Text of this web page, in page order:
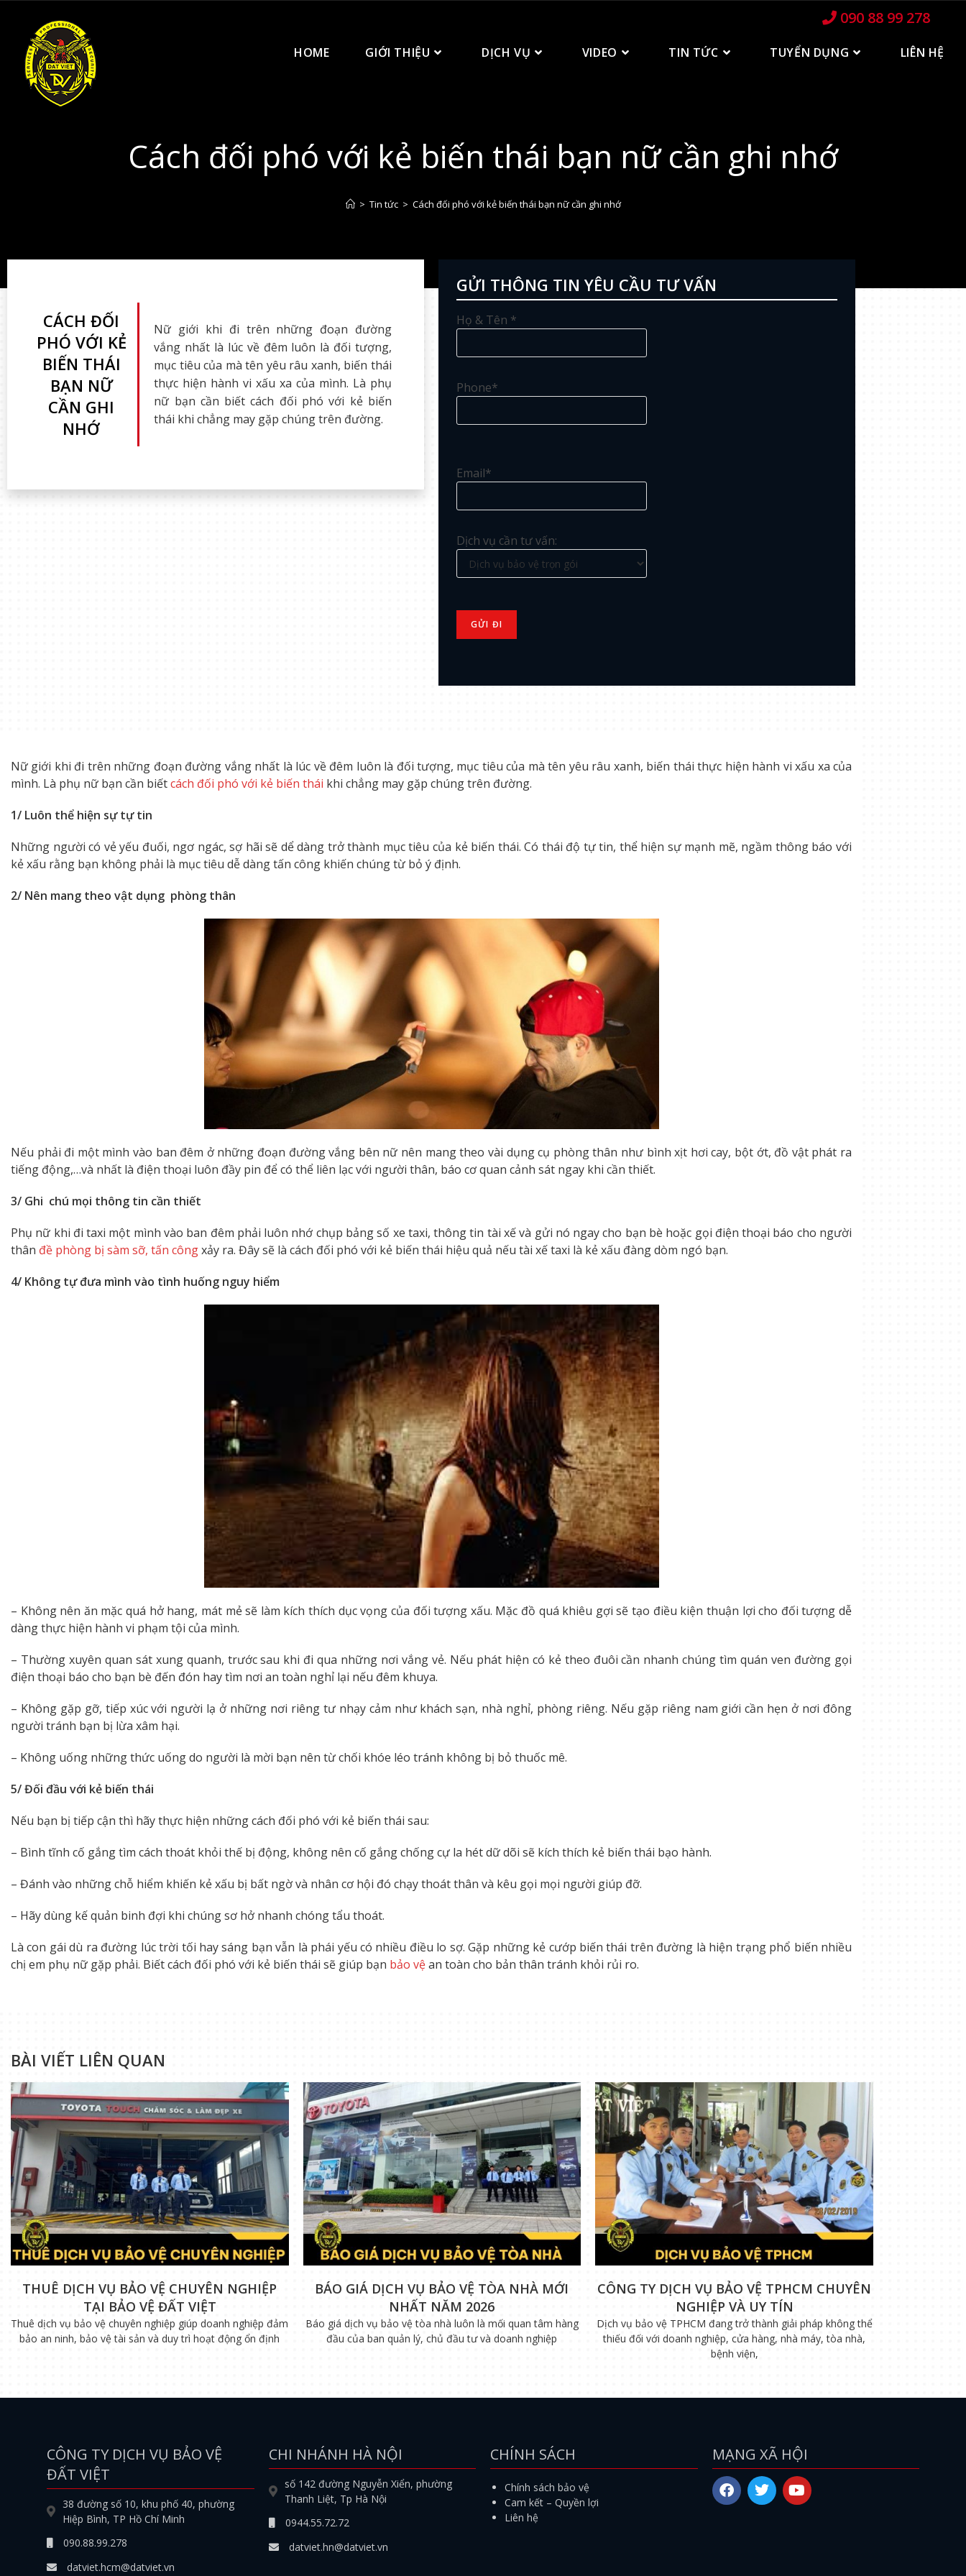
090 88 99 278
HOME GIỚI THIỆU DỊCH VỤ VIDEO TIN TỨC TUYỂN DỤNG LIÊN HỆ
Cách đối phó với kẻ biến thái bạn nữ cần ghi nhớ
> Tin tức > Cách đối phó với kẻ biến thái bạn nữ cần ghi nhớ
CÁCH ĐỐI
PHÓ VỚI KẺ
BIẾN THÁI
BẠN NỮ
CẦN GHI
NHỚ
Nữ giới khi đi trên những đoạn đường
vắng nhất là lúc về đêm luôn là đối tượng,
mục tiêu của mà tên yêu râu xanh, biến thái
thực hiện hành vi xấu xa của mình. Là phụ
nữ bạn cần biết cách đối phó với kẻ biến
thái khi chẳng may gặp chúng trên đường.
GỬI THÔNG TIN YÊU CẦU TƯ VẤN
Họ & Tên *
Phone*
Email*
Dịch vụ cần tư vấn:
Nữ giới khi đi trên những đoạn đường vắng nhất là lúc về đêm luôn là đối tượng, mục tiêu của mà tên yêu râu xanh, biến thái thực hiện hành vi xấu xa của
mình. Là phụ nữ bạn cần biếtcách đối phó với kẻ biến thái khi chẳng may gặp chúng trên đường.
1/ Luôn thể hiện sự tự tin
Những người có vẻ yếu đuối, ngơ ngác, sợ hãi sẽ dể dàng trở thành mục tiêu của kẻ biến thái. Có thái độ tự tin, thể hiện sự mạnh mẽ, ngầm thông báo với
kẻ xấu rằng bạn không phải là mục tiêu dễ dàng tấn công khiến chúng từ bỏ ý định.
2/ Nên mang theo vật dụng phòng thân
Nếu phải đi một mình vào ban đêm ở những đoạn đường vắng bên nữ nên mang theo vài dụng cụ phòng thân như bình xịt hơi cay, bột ớt, đồ vật phát ra
tiếng động,…và nhất là điện thoại luôn đầy pin để có thể liên lạc với người thân, báo cơ quan cảnh sát ngay khi cần thiết.
3/ Ghi chú mọi thông tin cần thiết
Phụ nữ khi đi taxi một mình vào ban đêm phải luôn nhớ chụp bảng số xe taxi, thông tin tài xế và gửi nó ngay cho bạn bè hoặc gọi điện thoại báo cho người
thân đề phòng bị sàm sỡ, tấn côngxảy ra. Đây sẽ là cách đối phó với kẻ biến thái hiệu quả nếu tài xế taxi là kẻ xấu đàng dòm ngó bạn.
4/ Không tự đưa mình vào tình huống nguy hiểm
– Không nên ăn mặc quá hở hang, mát mẻ sẽ làm kích thích dục vọng của đối tượng xấu. Mặc đồ quá khiêu gợi sẽ tạo điều kiện thuận lợi cho đối tượng dễ
dàng thực hiện hành vi phạm tội của mình.
– Thường xuyên quan sát xung quanh, trước sau khi đi qua những nơi vắng vẻ. Nếu phát hiện có kẻ theo đuôi cần nhanh chúng tìm quán ven đường gọi
điện thoại báo cho bạn bè đến đón hay tìm nơi an toàn nghỉ lại nếu đêm khuya.
– Không gặp gỡ, tiếp xúc với người lạ ở những nơi riêng tư nhạy cảm như khách sạn, nhà nghỉ, phòng riêng. Nếu gặp riêng nam giới cần hẹn ở nơi đông
người tránh bạn bị lừa xâm hại.
– Không uống những thức uống do người là mời bạn nên từ chối khóe léo tránh không bị bỏ thuốc mê.
5/ Đối đầu với kẻ biến thái
Nếu bạn bị tiếp cận thì hãy thực hiện những cách đối phó với kẻ biến thái sau:
– Bình tĩnh cố gắng tìm cách thoát khỏi thế bị động, không nên cố gắng chống cự la hét dữ dõi sẽ kích thích kẻ biến thái bạo hành.
– Đánh vào những chỗ hiểm khiến kẻ xấu bị bất ngờ và nhân cơ hội đó chạy thoát thân và kêu gọi mọi người giúp đỡ.
– Hãy dùng kế quản binh đợi khi chúng sơ hở nhanh chóng tẩu thoát.
Là con gái dù ra đường lúc trời tối hay sáng bạn vẫn là phái yếu có nhiều điều lo sợ. Gặp những kẻ cướp biến thái trên đường là hiện trạng phổ biến nhiều
chị em phụ nữ gặp phải. Biết cách đối phó với kẻ biến thái sẽ giúp bạn bảo vệan toàn cho bản thân tránh khỏi rủi ro.
BÀI VIẾT LIÊN QUAN
THUÊ DỊCH VỤ BẢO VỆ CHUYÊN NGHIỆP
TẠI BẢO VỆ ĐẤT VIỆT
Thuê dịch vụ bảo vệ chuyên nghiệp giúp doanh nghiệp đảm
bảo an ninh, bảo vệ tài sản và duy trì hoạt động ổn định
BÁO GIÁ DỊCH VỤ BẢO VỆ TÒA NHÀ MỚI
NHẤT NĂM 2026
Báo giá dịch vụ bảo vệ tòa nhà luôn là mối quan tâm hàng
đầu của ban quản lý, chủ đầu tư và doanh nghiệp
CÔNG TY DỊCH VỤ BẢO VỆ TPHCM CHUYÊN
NGHIỆP VÀ UY TÍN
Dịch vụ bảo vệ TPHCM đang trở thành giải pháp không thể
thiếu đối với doanh nghiệp, cửa hàng, nhà máy, tòa nhà,
bệnh viện,
CÔNG TY DỊCH VỤ BẢO VỆ
ĐẤT VIỆT
38 đường số 10, khu phố 40, phường
Hiệp Bình, TP Hồ Chí Minh
090.88.99.278
datviet.hcm@datviet.vn
CHI NHÁNH HÀ NỘI
số 142 đường Nguyễn Xiển, phường
Thanh Liệt, Tp Hà Nội
0944.55.72.72
datviet.hn@datviet.vn
CHÍNH SÁCH
Chính sách bảo vệ
Cam kết – Quyền lợi
Liên hệ
MẠNG XÃ HỘI